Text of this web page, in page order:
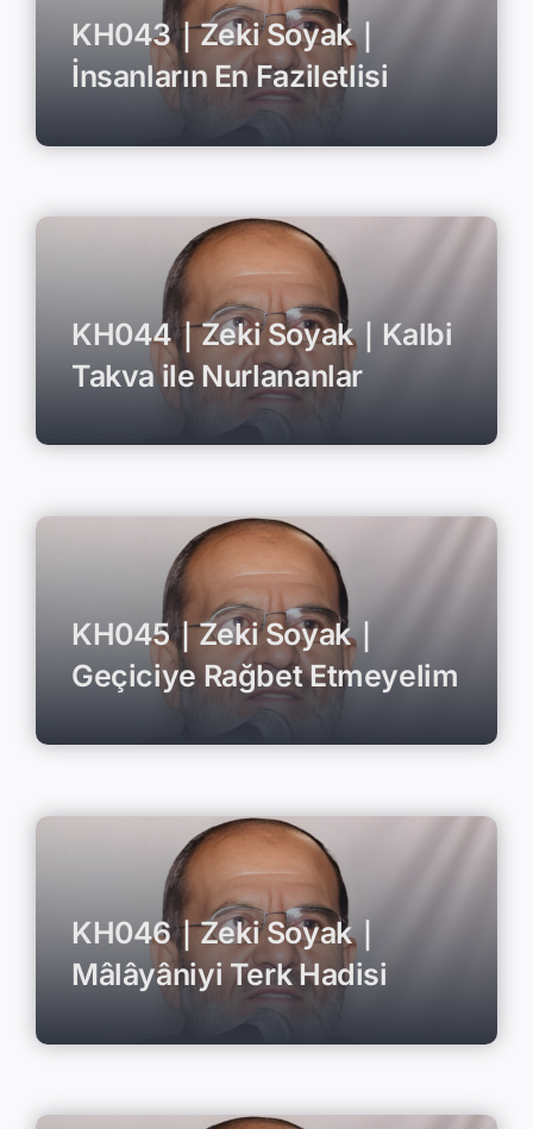
KH043｜Zeki Soyak｜
İnsanların En Faziletlisi
KH044｜Zeki Soyak｜Kalbi
Takva ile Nurlananlar
KH045｜Zeki Soyak｜
Geçiciye Rağbet Etmeyelim
KH046｜Zeki Soyak｜
Mâlâyâniyi Terk Hadisi